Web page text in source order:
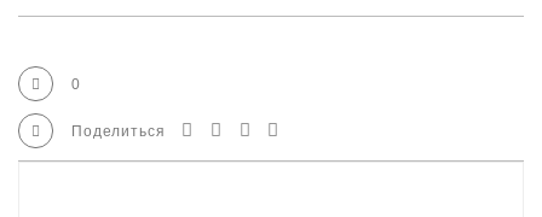
0
Поделиться